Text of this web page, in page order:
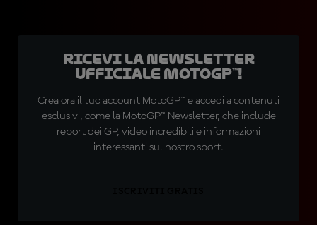
Ricevi la newsletter
ufficiale MotoGP™!
Crea ora il tuo account MotoGP™ e accedi a contenuti
esclusivi, come la MotoGP™ Newsletter, che include
report dei GP, video incredibili e informazioni
interessanti sul nostro sport.